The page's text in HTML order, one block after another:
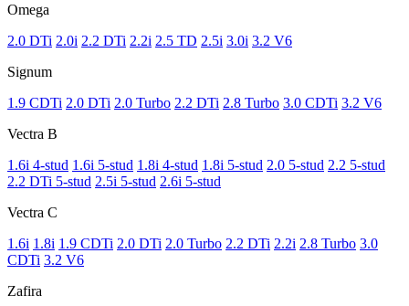
Omega
2.0 DTi 2.0i 2.2 DTi 2.2i 2.5 TD 2.5i 3.0i 3.2 V6
Signum
1.9 CDTi 2.0 DTi 2.0 Turbo 2.2 DTi 2.8 Turbo 3.0 CDTi 3.2 V6
Vectra B
1.6i 4-stud 1.6i 5-stud 1.8i 4-stud 1.8i 5-stud 2.0 5-stud 2.2 5-stud
2.2 DTi 5-stud 2.5i 5-stud 2.6i 5-stud
Vectra C
1.6i 1.8i 1.9 CDTi 2.0 DTi 2.0 Turbo 2.2 DTi 2.2i 2.8 Turbo 3.0
CDTi 3.2 V6
Zafira